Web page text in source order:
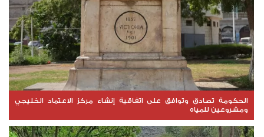
الحكومة تصادق وتوافق على اتفاقية إنشاء مركز الاعتماد الخليجي
ومشروعين للمياه